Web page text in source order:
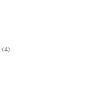
(4)